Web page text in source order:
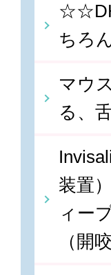
ちろ
マウ
る、
装置
ィー
（開